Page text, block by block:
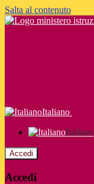
Salta al contenuto
Italiano
Italiano
Accedi
Accedi